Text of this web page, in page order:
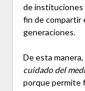
de instituciones
fin de compartir
generaciones.
De esta
cuidado del
porque permite